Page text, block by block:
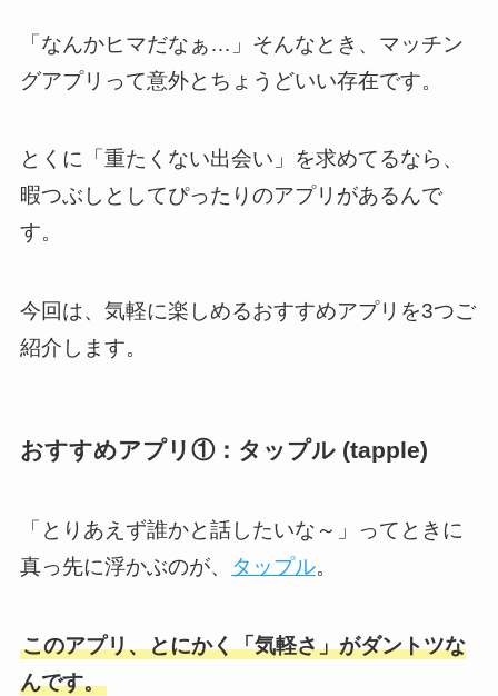
「なんかヒマだなぁ…」そんなとき、マッチン
グアプリって意外とちょうどいい存在です。
とくに「重たくない出会い」を求めてるなら、
暇つぶしとしてぴったりのアプリがあるんで
す。
今回は、気軽に楽しめるおすすめアプリを3つご
紹介します。
おすすめアプリ①：タップル (tapple)
「とりあえず誰かと話したいな～」ってときに
真っ先に浮かぶのが、 タップル。
このアプリ、とにかく「気軽さ」がダントツな
んです。